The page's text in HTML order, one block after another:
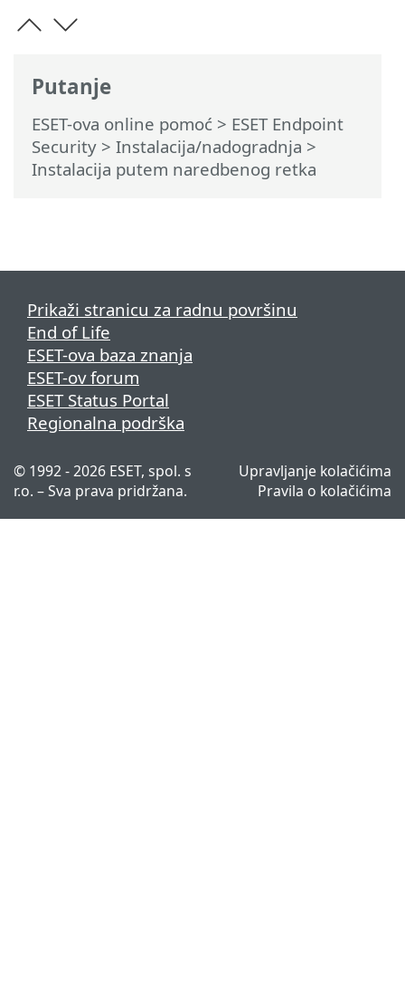
Putanje
ESET-ova online pomoć > ESET Endpoint
Security > Instalacija/nadogradnja >
Instalacija putem naredbenog retka
Prikaži stranicu za radnu površinu
End of Life
ESET-ova baza znanja
ESET-ov forum
ESET Status Portal
Regionalna podrška
© 1992 - 2026 ESET, spol. s
r.o. – Sva prava pridržana.
Upravljanje kolačićima
Pravila o kolačićima